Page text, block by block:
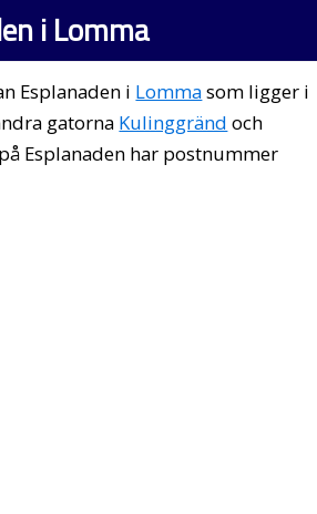
i Lomma
Esplanaden i Lommasom ligger i
gatorna Kulinggränd och
Esplanaden har postnummer